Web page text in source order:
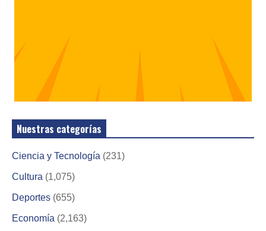
Nuestras categorías
Ciencia y Tecnología (231)
Cultura (1,075)
Deportes (655)
Economía (2,163)